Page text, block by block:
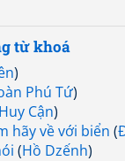
từ khoá
)
Phú Tứ)
Huy Cận)
hãy về với biển (
(Hồ Dzếnh)